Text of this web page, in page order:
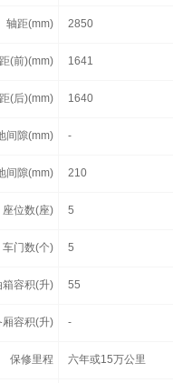
轴距(mm) 2850
(前)(mm) 1641
(后)(mm) 1640
间隙(mm) -
间隙(mm) 210
座位数(座) 5
车门数(个) 5
箱容积(升) 55
厢容积(升) -
保修里程 六年或15万公里